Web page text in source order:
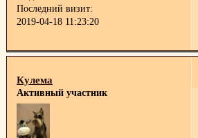
Последний визит:
2019-04-18 11:23:20
Кулема
Активный участник